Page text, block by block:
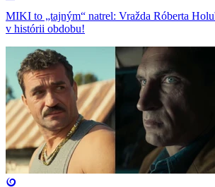
MIKI to „tajným“ natrel: Vražda Róberta
v histórii obdobu!